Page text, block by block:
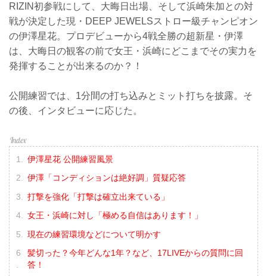
RIZIN初参戦にして、大晦日出場、そして浜崎朱加との対
戦が決定した現・DEEP JEWELSストロー級チャンピオン
の伊澤星花。プロデビューから4戦全勝の超新星・伊澤
は、大晦日の観客の前で女王・浜崎にどこまでその実力を
発揮することが出来るのか？！
公開練習では、1分間の打ち込みとミット打ちを披露。そ
の後、インタビューに応じた。
伊澤星花 公開練習風景
伊澤「コンディションは絶好調」質疑応答
打撃を強化「打撃は確立出来ている」
女王・浜崎に対し「極める自信はあります！」
現在の練習環境などについて明かす
髪切った？今年どんな1年？など、17LIVEからの質問に回
答！